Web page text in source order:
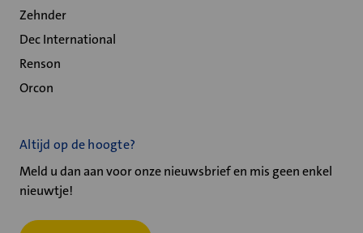
Zehnder
Dec International
Renson
Orcon
Altijd op de hoogte?
Meld u dan aan voor onze nieuwsbrief en mis geen enkel
nieuwtje!